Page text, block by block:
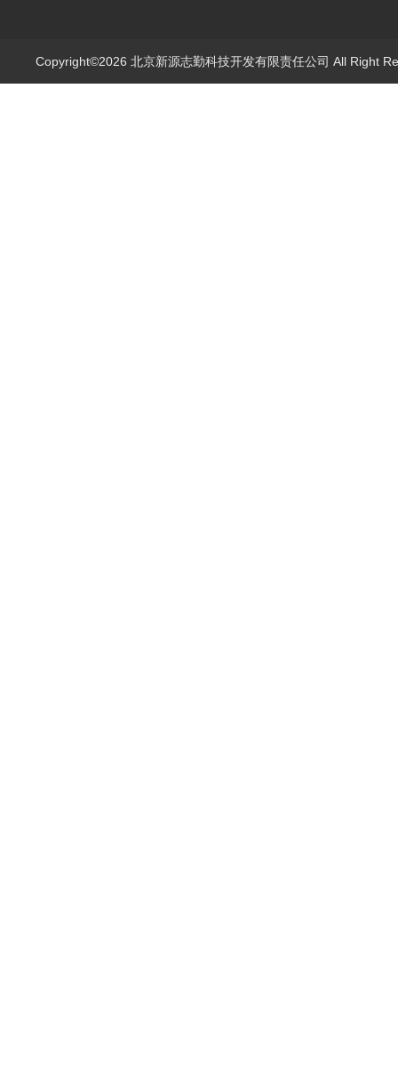
Copyright©2026 北京新源志勤科技开发有限责任公司 All Right